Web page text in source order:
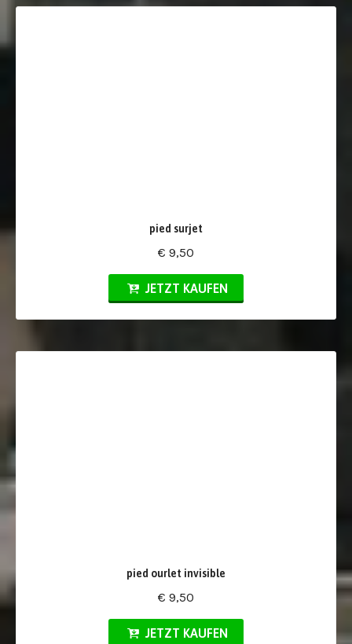
pied surjet
€ 9,50
JETZT KAUFEN
pied ourlet invisible
€ 9,50
JETZT KAUFEN